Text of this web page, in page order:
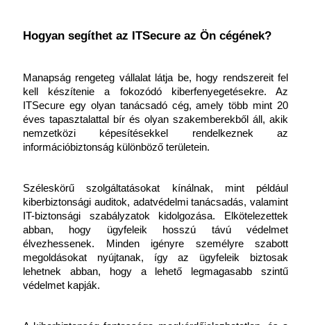
Hogyan segíthet az ITSecure az Ön cégének?
Manapság rengeteg vállalat látja be, hogy rendszereit fel
kell készítenie a fokozódó kiberfenyegetésekre. Az
ITSecure egy olyan tanácsadó cég, amely több mint 20
éves tapasztalattal bír és olyan szakemberekből áll, akik
nemzetközi képesítésekkel rendelkeznek az
információbiztonság különböző területein.
Széleskörű szolgáltatásokat kínálnak, mint például
kiberbiztonsági auditok, adatvédelmi tanácsadás, valamint
IT-biztonsági szabályzatok kidolgozása. Elkötelezettek
abban, hogy ügyfeleik hosszú távú védelmet
élvezhessenek. Minden igényre személyre szabott
megoldásokat nyújtanak, így az ügyfeleik biztosak
lehetnek abban, hogy a lehető legmagasabb szintű
védelmet kapják.